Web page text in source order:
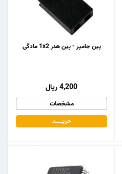
پین جامپر - پین هدر 1x2 مادگی
4,200 ریال
مشخصات
خریـــــــد